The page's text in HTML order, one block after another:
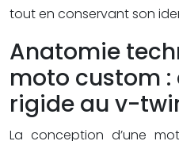
tout en conservant son
Anatomie
moto custom
rigide au v-
La conception d’une